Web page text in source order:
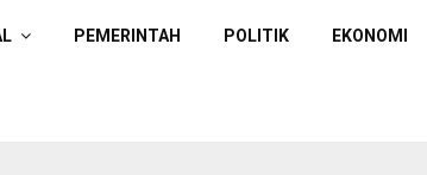
PEMERINTAH POLITIK EKONOMI